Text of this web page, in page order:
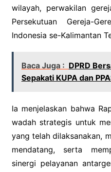
wilayah, perwakilan
Persekutuan Gereja-
Indonesia se-Kalimantan
Baca Juga : DPRD
Sepakati KUPA dan
Ia menjelaskan bahwa
wadah strategis untuk
yang telah dilaksanakan,
mendatang, serta
sinergi pelayanan